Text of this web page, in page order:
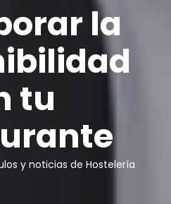
la
tu
y noticias de Hostelería